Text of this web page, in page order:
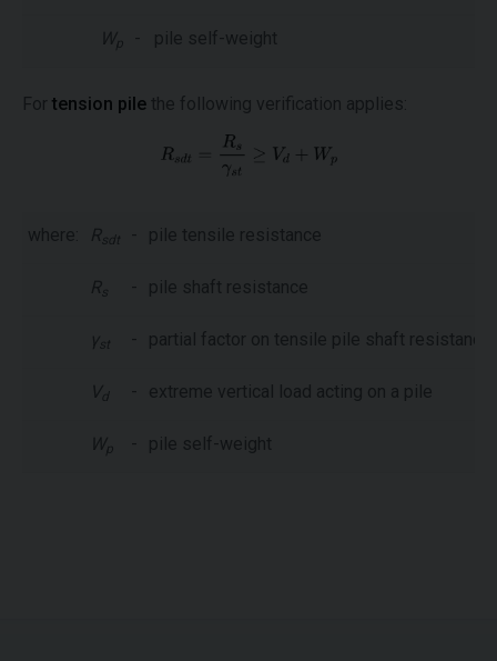
Wp - pile self-weight
For tension pile the following verification applies:
where: Rsdt - pile tensile resistance
Rs - pile shaft resistance
γ st - partial factor on tensile pile shaft resistance
V d - extreme vertical load acting on a pile
Wp - pile self-weight